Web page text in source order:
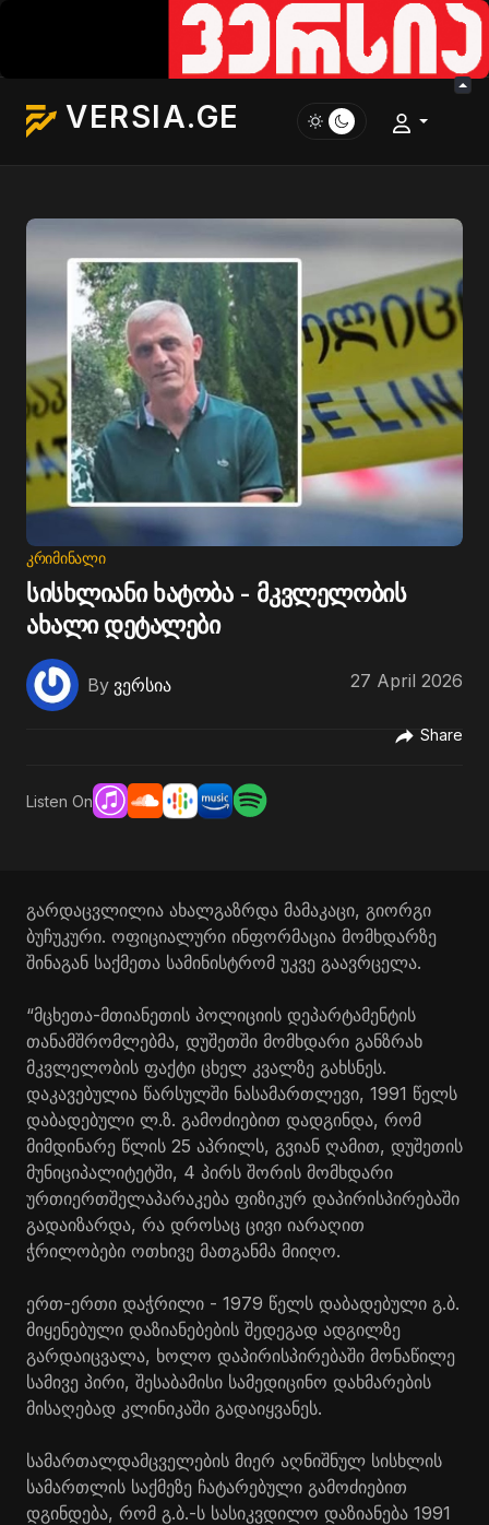
VERSIA.GE
ᲙᲠᲘᲛᲘᲜᲐᲚᲘ
სისხლიანი ხატობა - მკვლელობის
ახალი დეტალები
By ვერსია 27 April 2026
Share
Listen On
გარდაცვლილია ახალგაზრდა მამაკაცი, გიორგი
ბუჩუკური. ოფიციალური ინფორმაცია მომხდარზე
შინაგან საქმეთა სამინისტრომ უკვე გაავრცელა.
“მცხეთა-მთიანეთის პოლიციის დეპარტამენტის
თანამშრომლებმა, დუშეთში მომხდარი განზრახ
მკვლელობის ფაქტი ცხელ კვალზე გახსნეს.
დაკავებულია წარსულში ნასამართლევი, 1991 წელს
დაბადებული ლ.ზ. გამოძიებით დადგინდა, რომ
მიმდინარე წლის 25 აპრილს, გვიან ღამით, დუშეთის
მუნიციპალიტეტში, 4 პირს შორის მომხდარი
ურთიერთშელაპარაკება ფიზიკურ დაპირისპირებაში
გადაიზარდა, რა დროსაც ცივი იარაღით
ჭრილობები ოთხივე მათგანმა მიიღო.
ერთ-ერთი დაჭრილი - 1979 წელს დაბადებული გ.ბ.
მიყენებული დაზიანებების შედეგად ადგილზე
გარდაიცვალა, ხოლო დაპირისპირებაში მონაწილე
სამივე პირი, შესაბამისი სამედიცინო დახმარების
მისაღებად კლინიკაში გადაიყვანეს.
სამართალდამცველების მიერ აღნიშნულ სისხლის
სამართლის საქმეზე ჩატარებული გამოძიებით
დგინდება, რომ გ.ბ.-ს სასიკვდილო დაზიანება 1991